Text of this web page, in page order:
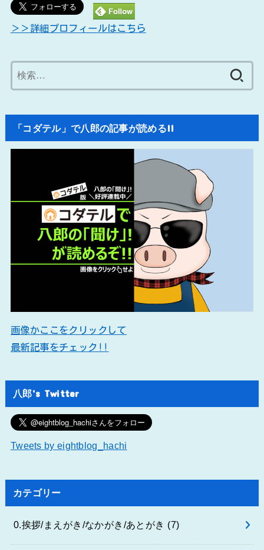
＞＞詳細プロフィールはこちら
索:
「コダテル」で八郎の記事が読める!!
画像かここをクリックして
最新記事をチェック!!
八郎’s Twitter
Tweets by eightblog_hachi
カテゴリー
0.挨拶/まえがき/なかがき/あとがき (7)